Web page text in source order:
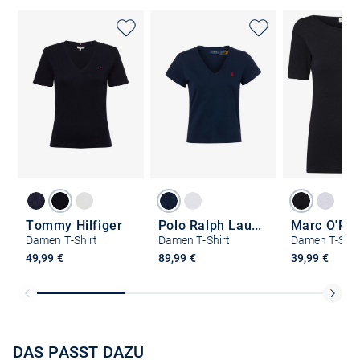
Tommy Hilfiger
Damen T-Shirt
49,99 €
Polo Ralph Lauren
Damen T-Shirt
89,99 €
Marc
Damen T-
39,99 €
DAS PASST DAZU